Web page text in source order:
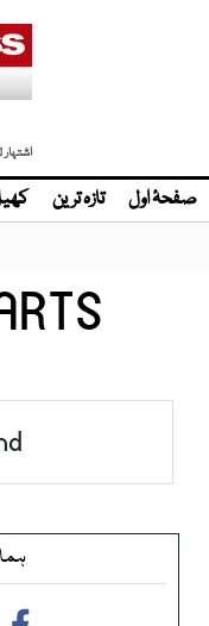
اشتہار
صفحۂ اول تازہ ترین